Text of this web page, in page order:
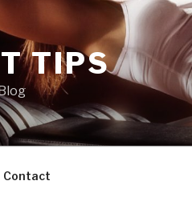
TIPS
Contact